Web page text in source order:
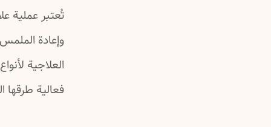
دراسات
تُعتبر عملية
وإعادة
العلاجية
فعالية طرقها